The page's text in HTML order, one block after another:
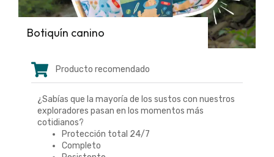
Botiquín canino
Producto recomendado
¿Sabías que la mayoría de los sustos con nuestros
exploradores pasan en los momentos más
cotidianos?
Protección total 24/7
Completo